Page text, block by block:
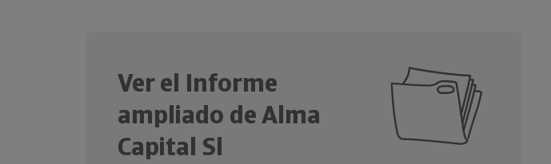
Ver el Informe
ampliado de Alma
Capital Sl